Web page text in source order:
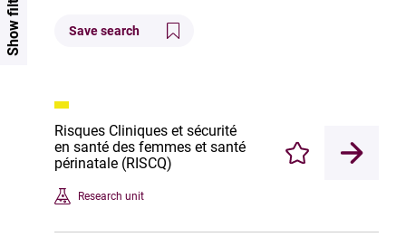
Save search
Risques Cliniques et sécurité
en santé des femmes et santé
périnatale (RISCQ)
Research unit
Enregistrer
Show filters